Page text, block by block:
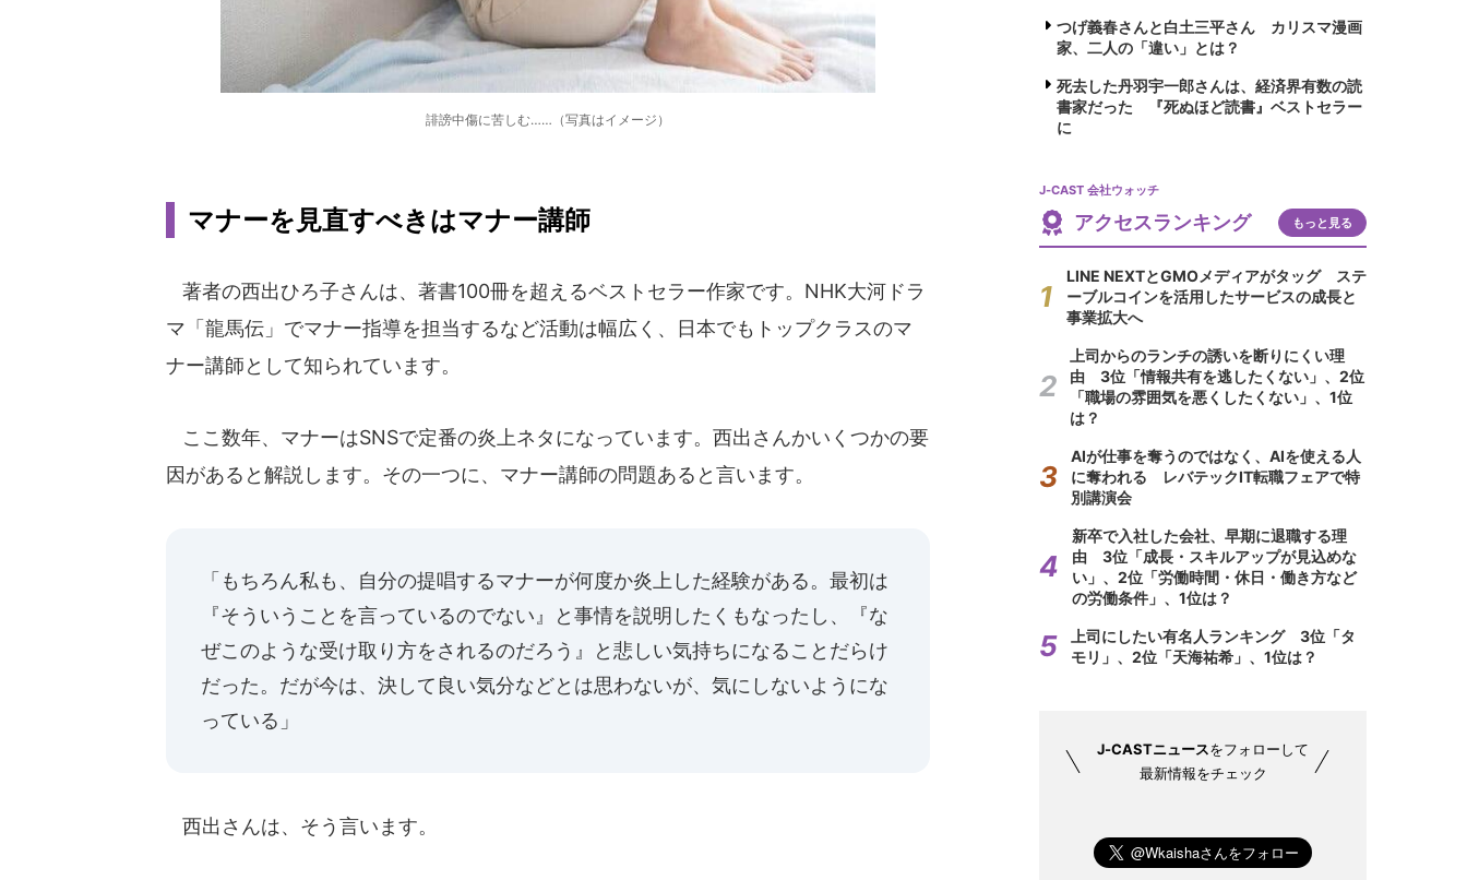
誹謗中傷に苦しむ……（写真はイメージ）
マナーを見直すべきはマナー講師
著者の西出ひろ子さんは、著書100冊を超えるベストセラー作家です。NHK大河ドラ
マ「龍馬伝」でマナー指導を担当するなど活動は幅広く、日本でもトップクラスのマ
ナー講師として知られています。
ここ数年、マナーはSNSで定番の炎上ネタになっています。西出さんかいくつかの要
因があると解説します。その一つに、マナー講師の問題あると言います。
「もちろん私も、自分の提唱するマナーが何度か炎上した経験がある。最初は
『そういうことを言っているのでない』と事情を説明したくもなったし、『な
ぜこのような受け取り方をされるのだろう』と悲しい気持ちになることだらけ
だった。だが今は、決して良い気分などとは思わないが、気にしないようにな
っている」
西出さんは、そう言います。
つげ義春さんと白土三平さん カリスマ漫画
家、二人の「違い」とは？
死去した丹羽宇一郎さんは、経済界有数の読
書家だった 『死ぬほど読書』ベストセラー
に
J-CAST 会社ウォッチ
アクセスランキング もっと見る
LINE NEXTとGMOメディアがタッグ ステ
ーブルコインを活用したサービスの成長と
事業拡大へ
上司からのランチの誘いを断りにくい理
由 3位「情報共有を逃したくない」、2位
「職場の雰囲気を悪くしたくない」、1位
は？
AIが仕事を奪うのではなく、AIを使える人
に奪われる レバテックIT転職フェアで特
別講演会
新卒で入社した会社、早期に退職する理
由 3位「成長・スキルアップが見込めな
い」、2位「労働時間・休日・働き方など
の労働条件」、1位は？
上司にしたい有名人ランキング 3位「タ
モリ」、2位「天海祐希」、1位は？
J-CASTニュースをフォローして
最新情報をチェック